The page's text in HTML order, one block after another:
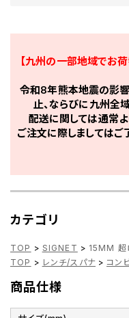
【九州の一部地域でお
令和8年熊本地震の影
止、ならびに九州全
配送に関しては通常よ
ご注文に際しましてはご
カテゴリ
TOP > SIGNET > 15MM 超
TOP > レンチ/スパナ > コン
商品仕様